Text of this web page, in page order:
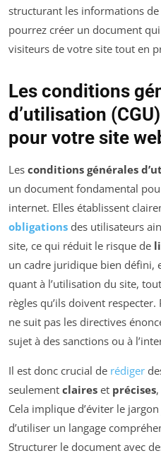
structurant les informations
pourrez créer un document
visiteurs de votre site tout en
Les conditions
d’utilisation
pour votre site
Les conditions générales
un document fondamental
internet. Elles établissent
obligations des utilisateurs
site, ce qui réduit le risque de
un cadre juridique bien défini,
quant à l’utilisation du site,
règles qu’ils doivent
ne suit pas les directives
sujet à des sanctions ou à
Il est donc crucial de rédiger
seulement claires et précises
Cela implique d’éviter le
d’utiliser un langage
Structurer le document avec